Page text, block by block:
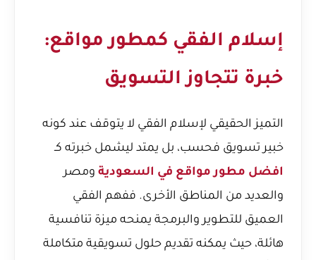
إسلام الفقي كمطور مواقع:
خبرة تتجاوز التسويق
التميز الحقيقي لإسلام الفقي لا يتوقف عند كونه
خبير تسويق فحسب، بل يمتد ليشمل خبرته كـ
افضل مطور مواقع في السعودية ومصر
والعديد من المناطق الأخرى. ففهم الفقي
العميق للتطوير والبرمجة يمنحه ميزة تنافسية
هائلة، حيث يمكنه تقديم حلول تسويقية متكاملة